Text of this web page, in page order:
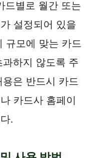
드별로 월간 또는
설정되어 있을
규모에 맞는 카드
하지 않도록 주
은 반드시 카드
카드사 홈페이
.